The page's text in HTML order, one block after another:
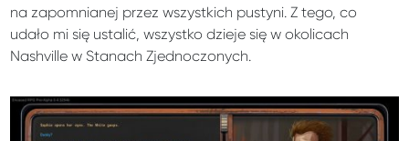
na zapomnianej przez wszystkich pustyni. Z tego, co
udało mi się ustalić, wszystko dzieje się w okolicach
Nashville w Stanach Zjednoczonych.